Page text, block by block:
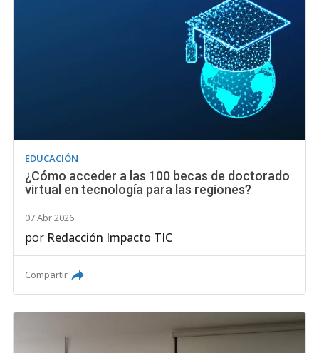
EDUCACIÓN
¿Cómo acceder a las 100 becas de doctorado
virtual en tecnología para las regiones?
07 Abr 2026
por Redacción Impacto TIC
Compartir